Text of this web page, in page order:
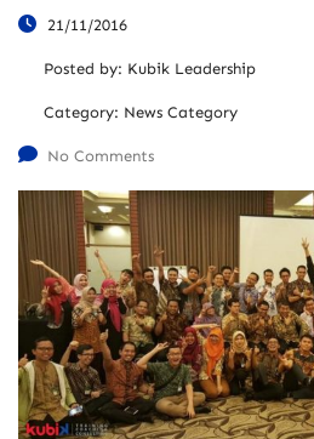
21/11/2016
Posted by: Kubik Leadership
Category: News Category
No Comments